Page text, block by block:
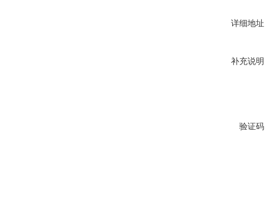
详细地址
补充说明
验证码